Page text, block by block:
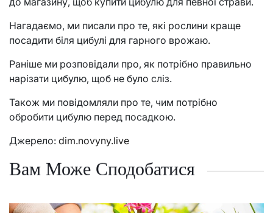
Нагадаємо, ми писали про те, які рослини краще
посадити біля цибулі для гарного врожаю.
Раніше ми розповідали про, як потрібно правильно
нарізати цибулю, щоб не було сліз.
Також ми повідомляли про те, чим потрібно
обробити цибулю перед посадкою.
Джерело: dim.novyny.live
Вам Може Сподобатися